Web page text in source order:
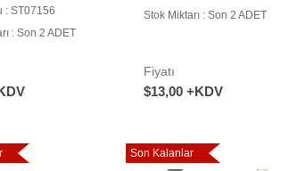
: ST07156
: Son 2 ADET
Stok Miktarı : Son 2 ADET
Fiyatı
$13,00 +KDV
Son Kalanlar